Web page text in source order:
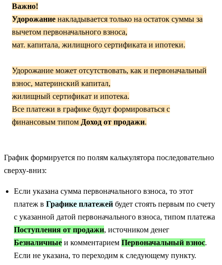
Важно!
Удорожание накладывается только на остаток суммы за
вычетом первоначального взноса,
мат. капитала, жилищного сертификата и ипотеки.
Удорожание может отсутствовать, как и первоначальный
взнос, материнский капитал,
жилищный сертификат и ипотека.
Все платежи в графике будут формироваться с
финансовым типом Доход от продажи.
График формируется по полям калькулятора последовательно
сверху-вниз:
Если указана сумма первоначального взноса, то этот
платеж в Графике платежей будет стоять первым по счету
с указанной датой первоначального взноса, типом платежа
Поступления от продажи, источником денег
Безналичные и комментарием Первоначальный взнос.
Если не указана, то переходим к следующему пункту.